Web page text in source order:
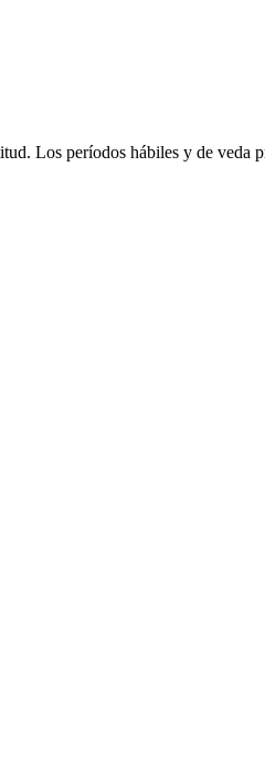
Los períodos hábiles y de veda